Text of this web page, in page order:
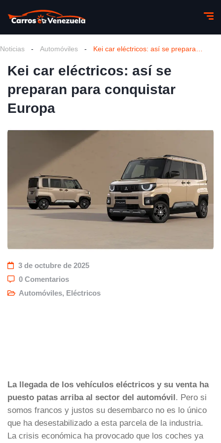
Noticias - Automóviles -
Kei car eléctricos: así se
preparan para conquistar
Europa
3 de octubre de 2025
0 Comentarios
Automóviles, Eléctricos
La llegada de los vehículos eléctricos y su venta ha
puesto patas arriba al sector del automóvil. Pero si
somos francos y justos su desembarco no es lo único
que ha desestabilizado a esta parcela de la industria.
La crisis económica ha provocado que los coches ya